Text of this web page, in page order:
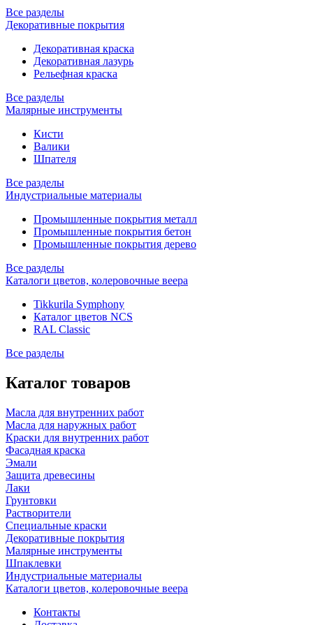
Все разделы
Декоративные покрытия
Декоративная краска
Декоративная лазурь
Рельефная краска
Все разделы
Малярные инструменты
Кисти
Валики
Шпателя
Все разделы
Индустриальные материалы
Промышленные покрытия металл
Промышленные покрытия бетон
Промышленные покрытия дерево
Все разделы
Каталоги цветов, колеровочные веера
Tikkurila Symphony
Каталог цветов NCS
RAL Classic
Все разделы
Каталог товаров
Масла для внутренних работ
Масла для наружных работ
Краски для внутренних работ
Фасадная краска
Эмали
Защита древесины
Лаки
Грунтовки
Растворители
Специальные краски
Декоративные покрытия
Малярные инструменты
Шпаклевки
Индустриальные материалы
Каталоги цветов, колеровочные веера
Контакты